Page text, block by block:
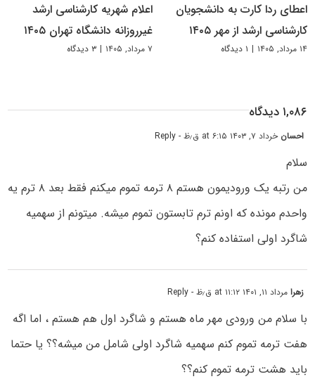
اعطای ردا کارت به دانشجویان
کارشناسی ارشد از مهر ۱۴۰۵
۱۴ مرداد, ۱۴۰۵ | ۱ دیدگاه
اعلام شهریه کارشناسی ارشد
غیرروزانه دانشگاه تهران ۱۴۰۵
۷ مرداد, ۱۴۰۵ | ۳ دیدگاه
۱,۰۸۶ دیدگاه
احسان خرداد ۷, ۱۴۰۳ at ۶:۱۵ ق٫ظ - Reply
سلام
من رتبه یک ورودیمون هستم ۸ ترمه تموم میکنم فقط بعد ۸ ترم یه
واحدم مونده که اونم ترم تابستون تموم میشه. میتونم از سهمیه
شاگرد اولی استفاده کنم؟
زهرامرداد ۱۱, ۱۴۰۱ at ۱۱:۱۲ ق٫ظ - Reply
با سلام من ورودی مهر ماه هستم و شاگرد اول هم هستم ، اما اگه
هفت ترمه تموم کنم سهمیه شاگرد اولی شامل من میشه؟؟ یا حتما
باید هشت ترمه تموم کنم؟؟